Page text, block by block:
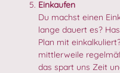
Einkaufen
Du machst einen
lange dauert es?
Plan mit
mittlerweile
das spart uns Zeit